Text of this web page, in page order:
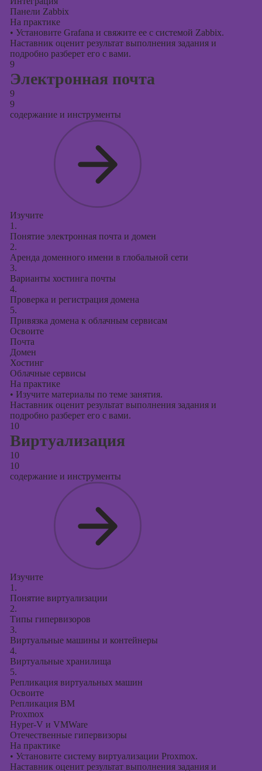
Панели Zabbix
На практике
• Установите Grafana и свяжите ее с системой Zabbix.
Наставник оценит результат выполнения задания и
подробно разберет его с вами.
9
Электронная почта
9
9
содержание и инструменты
Изучите
1.
Понятие электронная почта и домен
2.
Аренда доменного имени в глобальной сети
3.
Варианты хостинга почты
4.
Проверка и регистрация домена
5.
Привязка домена к облачным сервисам
Освоите
Почта
Домен
Хостинг
Облачные сервисы
На практике
• Изучите материалы по теме занятия.
Наставник оценит результат выполнения задания и
подробно разберет его с вами.
10
Виртуализация
10
10
содержание и инструменты
Изучите
1.
Понятие виртуализации
2.
Типы гипервизоров
3.
Виртуальные машины и контейнеры
4.
Виртуальные хранилища
5.
Репликация виртуальных машин
Освоите
Репликация ВМ
Proxmox
Hyper-V и VMWare
Отечественные гипервизоры
На практике
• Установите систему виртуализации Proxmox.
Наставник оценит результат выполнения задания и